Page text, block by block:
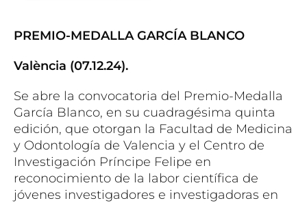
PREMIO-MEDALLA GARCÍA BLANCO
València (07.12.24).
Se abre la convocatoria del Premio-Medalla
García Blanco, en su cuadragésima quinta
edición, que otorgan la Facultad de Medicina
y Odontología de Valencia y el Centro de
Investigación Príncipe Felipe en
reconocimiento de la labor científica de
jóvenes investigadores e investigadoras en